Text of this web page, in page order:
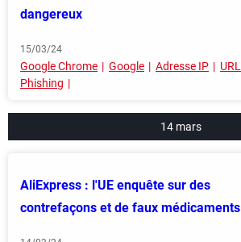
dangereux
15/03/24
Google Chrome Google Adresse IP
URL
Phishing
14 mars
AliExpress : l'UE enquête sur des
contrefaçons et de faux médicaments